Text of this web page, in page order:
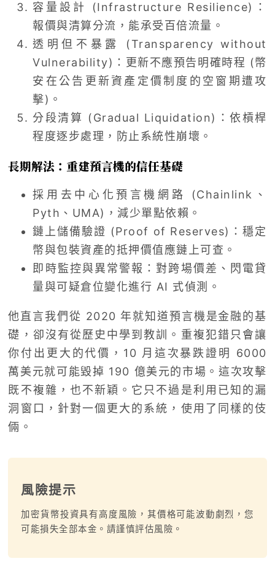
容量設計 (Infrastructure Resilience)：
報價與清算分流，能承受百倍流量。
透明但不暴露 (Transparency without
Vulnerability)：更新不應預告明確時程 (幣
安在公告更新資產定價制度的空窗期遭攻
擊)。
分段清算 (Gradual Liquidation)：依槓桿
程度逐步處理，防止系統性崩壞。
長期解法：重建預言機的信任基礎
採用去中心化預言機網路 (Chainlink、
Pyth、UMA)，減少單點依賴。
鏈上儲備驗證 (Proof of Reserves)：穩定
幣與包裝資產的抵押價值應鏈上可查。
即時監控與異常警報：對跨場價差、閃電貸
量與可疑倉位變化進行 AI 式偵測。
他直言我們從 2020 年就知道預言機是金融的基
礎，卻沒有從歷史中學到教訓。重複犯錯只會讓
你付出更大的代價，10 月這次暴跌證明 6000
萬美元就可能毀掉 190 億美元的市場。這次攻擊
既不複雜，也不新穎。它只不過是利用已知的漏
洞窗口，針對一個更大的系統，使用了同樣的伎
倆。
風險提示
加密貨幣投資具有高度風險，其價格可能波動劇烈，您
可能損失全部本金。請謹慎評估風險。